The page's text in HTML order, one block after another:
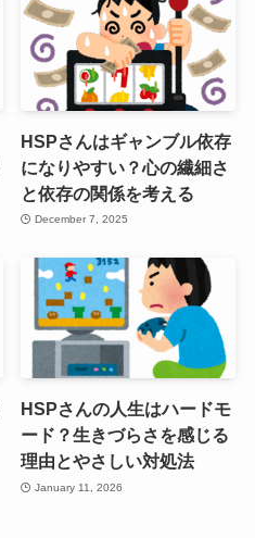
HSPさんはギャンブル依存
になりやすい？心の繊細さ
と依存の関係を考える
December 7, 2025
HSPさんの人生はハードモ
ード？生きづらさを感じる
理由とやさしい対処法
January 11, 2026